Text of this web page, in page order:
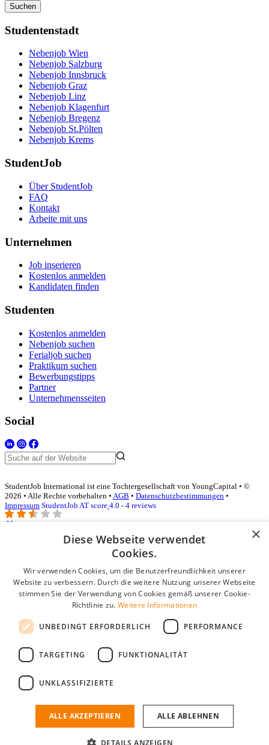
Suchen
Studentenstadt
Nebenjob Wien
Nebenjob Salzburg
Nebenjob Innsbruck
Nebenjob Graz
Nebenjob Linz
Nebenjob Klagenfurt
Nebenjob Bregenz
Nebenjob St.Pölten
Nebenjob Krems
StudentJob
Über StudentJob
FAQ
Kontakt
Arbeite mit uns
Unternehmen
Job inserieren
Kostenlos anmelden
Kandidaten finden
Studenten
Kostenlos anmelden
Nebenjob suchen
Ferialjob suchen
Praktikum suchen
Bewerbungstipps
Partner
Unternehmensseiten
Social
StudentJob International ist eine Tochtergesellschaft von YoungCapital • ©
2026 • Alle Rechte vorbehalten • AGB • Datenschutzbestimmungen •
Impressum StudentJob AT score 4.0 - 4 reviews
Login für Unternehmen
E-Mail*
Passwort
Angemeldet bleiben
Passwort vergessen?
Kostenloses Unternehmensprofil
Wenn Sie sich registriert haben, können Sie ein Unternehmensprofil
passenden Mitarbeiter zu finden.
×
Diese Webseite verwendet
Cookies.
Wir verwenden Cookies, um die Benutzerfreundlichkeit unserer
Website zu verbessern. Durch die weitere Nutzung unserer Webseite
stimmen Sie der Verwendung von Cookies gemäß unserer Cookie-
Richtlinie zu. Weitere Informationen
UNBEDINGT ERFORDERLICH PERFORMANCE
TARGETING FUNKTIONALITÄT
UNKLASSIFIZIERTE
ALLE AKZEPTIEREN ALLE ABLEHNEN
DETAILS ANZEIGEN